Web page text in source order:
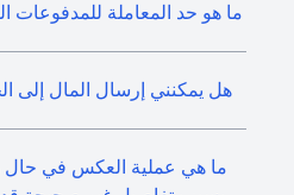
ما هو حد المعاملة للمدفوعات
هل يمكنني إرسال المال إلى
ما هي عملية العكس في حال